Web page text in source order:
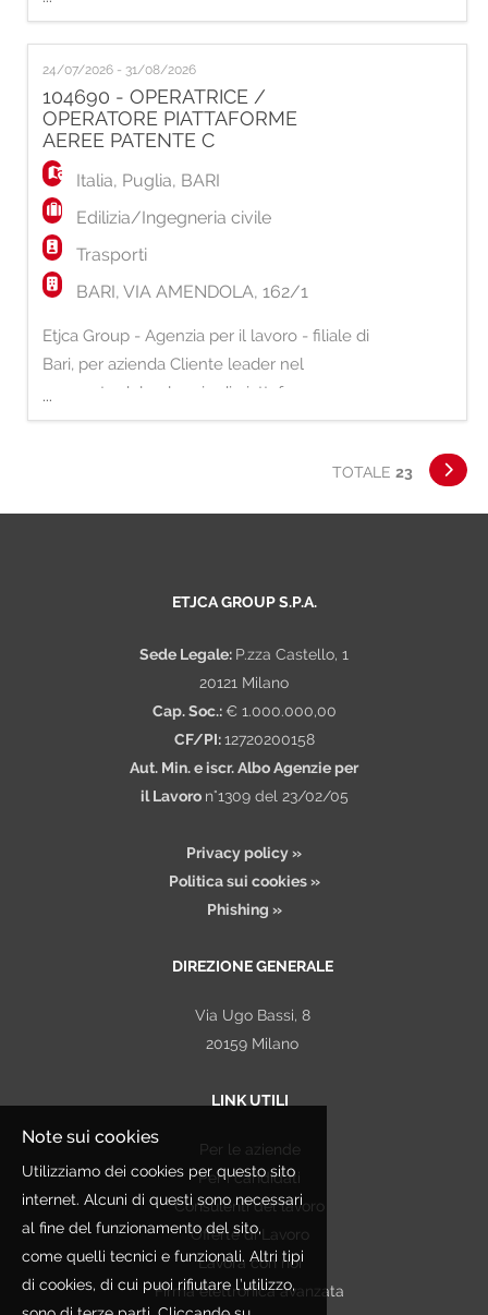
consolidamenti, gallerie e interventi di
ingegneria civile complessa. L'azienda si
distingue per l'elevata specializzazione
tecnica, l'attenzione alla sicurezza e la
continua innovazione dei processi operativi
Job Title
24/07/2026 - 31/08/2026
104690 - OPERATRICE /
OPERATORE PIATTAFORME
AEREE PATENTE C
Italia, Puglia, BARI
Edilizia/Ingegneria civile
Trasporti
BARI, VIA AMENDOLA, 162/1
Etjca Group - Agenzia per il lavoro - filiale di
Bari, per azienda Cliente leader nel
comparto del noleggio di piattaforme aeree
con operatore a bordo: N. 1 OPERATRICE /
CATEGORIA C Il nostro Cliente, nell'ottica di
...
TOTALE 23
ETJCA GROUP S.P.A.
Sede Legale: P.zza Castello, 1
20121 Milano
Cap. Soc.: € 1.000.000,00
CF/PI:12720200158
Aut. Min. e iscr. Albo Agenzie per
il Lavoro n°1309 del 23/02/05
Privacy policy »
Politica sui cookies »
Phishing »
DIREZIONE GENERALE
Via Ugo Bassi, 8
20159 Milano
LINK UTILI
Per le aziende
Per i candidati
Consulenti del lavoro
Offerte di Lavoro
Lavora con noi
Firma elettronica avanzata
Note sui cookies
Utilizziamo dei cookies per questo sito
internet. Alcuni di questi sono necessari
al fine del funzionamento del sito,
come quelli tecnici e funzionali. Altri tipi
di cookies, di cui puoi rifiutare l’utilizzo,